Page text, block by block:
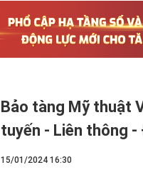
Bảo tàng Mỹ thuật
tuyến - Liên thông
15/01/2024 16:30